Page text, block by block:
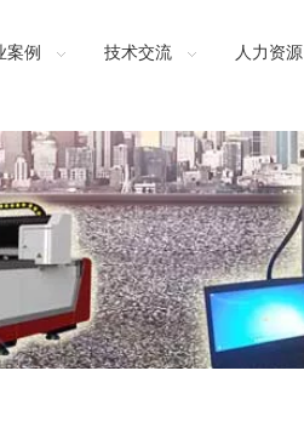
案例 技术交流 人力资源